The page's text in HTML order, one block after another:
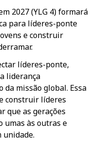
2027 (YLG 4) formará
para líderes-ponte
e construir
líderes-ponte,
liderança
missão global. Essa
construir líderes
que as gerações
umas às outras e
unidade.